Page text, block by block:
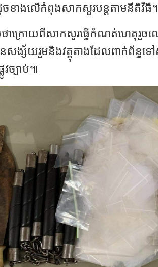
ខាងលើកំពុងសាកសួរបន្ដតាមនីតិវិធី។
ថាក្រោយពីសាកសួរធ្វើកំណត់ហេតុ
សង្ស័យរួមនិងវត្ដុតាងដែលពាក់ព័ន្ធទ
វច្បាប់៕